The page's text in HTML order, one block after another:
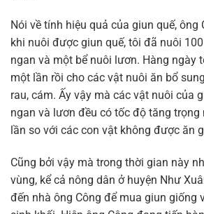
Nói về tính hiệu quả của giun quế, ông
khi nuôi được giun quế, tôi đã nuôi
ngan và một bể nuôi lươn. Hàng ngày
một lần rồi cho các vật nuôi ăn bổ
rau, cám. Ấy vậy mà các vật nuôi của
ngan và lươn đều có tốc độ tăng trọng
lần so với các con vật không được ăn
Cũng bởi vậy mà trong thời gian này
vùng, kể cả nông dân ở huyện Như
đến nhà ông Công để mua giun giống